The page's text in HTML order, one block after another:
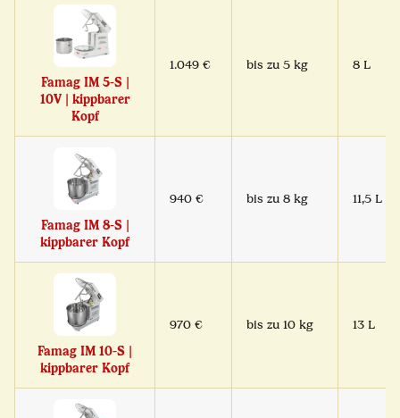
Famag IM 5-S |
10V | kippbarer
Kopf
1.049 € bis zu 5 kg 8 L
Famag IM 8-S |
kippbarer Kopf
940 € bis zu 8 kg 11,5 L
Famag IM 10-S |
kippbarer Kopf
970 € bis zu 10 kg 13 L